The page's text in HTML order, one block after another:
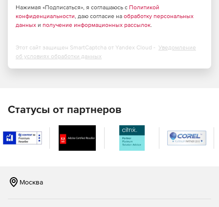
информацию средствами, прошедшими сертификацию
FIPS.
Преимущества:
документов.
Освобождение площадей, занятых под хранение
бумажных документов.
Различные уровни доступа сотрудников к документам
Нажимая «Подписаться», я соглашаюсь с Политикой
конфиденциальности, даю согласие на обработку персональных
данных и получение информационных рассылок.
Этот сайт защищен SmartCaptcha от Yandex Cloud - Уведомление
об условиях обработки данных
Статусы от партнеров
Москва